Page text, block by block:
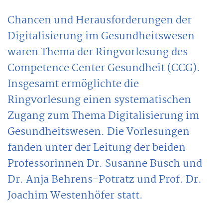
Chancen und Herausforderungen der
Digitalisierung im Gesundheitswesen
waren Thema der Ringvorlesung des
Competence Center Gesundheit (CCG).
Insgesamt ermöglichte die
Ringvorlesung einen systematischen
Zugang zum Thema Digitalisierung im
Gesundheitswesen. Die Vorlesungen
fanden unter der Leitung der beiden
Professorinnen Dr. Susanne Busch und
Dr. Anja Behrens-Potratz und Prof. Dr.
Joachim Westenhöfer statt.